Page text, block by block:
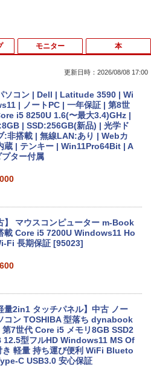
更新日時：2026/08/08 17:00
ソコン | Dell | Latitude 3590 | Wi
| ノートPC | 一年保証 | 第8世
i5 8250U 1.6(〜最大3.4)GHz |
| SSD:256GB(新品) | 光学ド
:非搭載 | 無線LAN:あり | Webカ
蔵 | テンキー | Win11Pro64Bit | A
ター付属
】 マウスコンピューター m-Book
載 Core i5 7200U Windows11 Ho
Fi 長期保証 [95023]
量2in1 タッチパネル】中古 ノー
コン TOSHIBA 型落ち dynabook
第7世代 Core i5 メモリ8GB SSD2
12.5型フルHD Windows11 MS Of
軽量 持ち運び便利 WiFi Blueto
C USB3.0 安心保証
モニター 本